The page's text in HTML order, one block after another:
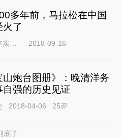
多年前，马拉松在中国
火了
2018-09-16
山炮台图册》：晚清洋务
自强的历史见证
2018-04-06 25评
底了